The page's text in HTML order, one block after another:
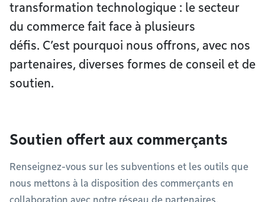
transformation technologique : le secteur
du commerce fait face à plusieurs
défis. C’est pourquoi nous offrons, avec nos
partenaires, diverses formes de conseil et de
soutien.
Soutien offert aux commerçants
Renseignez-vous sur les subventions et les outils que
nous mettons à la disposition des commerçants en